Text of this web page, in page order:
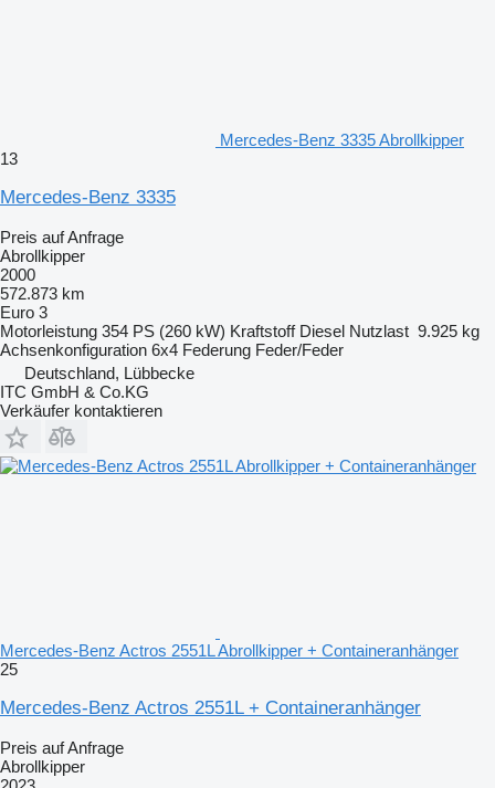
Mercedes-Benz 3335 Abrollkipper
13
Mercedes-Benz 3335
Preis auf Anfrage
Abrollkipper
2000
572.873 km
Euro 3
Motorleistung 354 PS (260 kW) Kraftstoff Diesel Nutzlast 9.925 kg
Achsenkonfiguration 6x4 Federung Feder/Feder
Deutschland, Lübbecke
ITC GmbH & Co.KG
Verkäufer kontaktieren
Mercedes-Benz Actros 2551L Abrollkipper + Containeranhänger
25
Mercedes-Benz Actros 2551L + Containeranhänger
Preis auf Anfrage
Abrollkipper